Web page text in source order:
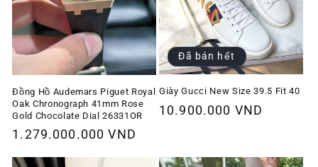
Đồng Hồ Audemars Piguet Royal
Oak Chronograph 41mm Rose
Gold Chocolate Dial 26331OR
Giá
1.279.000.000 VND
Đã bán hết
Giày Gucci New Size 39.5 Fit 40
Giá
10.900.000 VND